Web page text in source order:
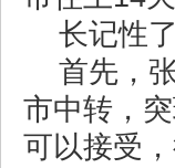
长记性
首先，
市中转，
可以接受